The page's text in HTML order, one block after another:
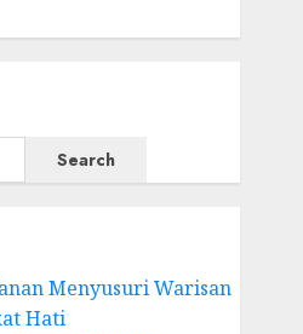
Search
Menyusuri Warisan
Hati